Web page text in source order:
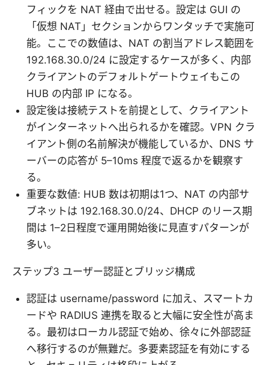
フィックを NAT 経由で出せる。設定は GUI の
「仮想 NAT」セクションからワンタッチで実施可
能。ここでの数値は、NAT の割当アドレス範囲を
192.168.30.0/24 に設定するケースが多く、内部
クライアントのデフォルトゲートウェイもこの
HUB の内部 IP になる。
設定後は接続テストを前提として、クライアント
がインターネットへ出られるかを確認。VPN クラ
イアント側の名前解決が機能しているか、DNS サ
ーバーの応答が 5–10ms 程度で返るかを観察す
る。
重要な数値: HUB 数は初期は1つ、NAT の内部サ
ブネットは 192.168.30.0/24、DHCP のリース期
間は 1–2日程度で運用開始後に見直すパターンが
多い。
ステップ3 ユーザー認証とブリッジ構成
認証は username/password に加え、スマートカ
ードや RADIUS 連携を取ると大幅に安全性が高ま
る。最初はローカル認証で始め、徐々に外部認証
へ移行するのが無難だ。多要素認証を有効にする